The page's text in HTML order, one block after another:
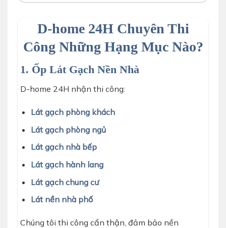
D-home 24H Chuyên Thi
Công Những Hạng Mục Nào?
1. Ốp Lát Gạch Nền Nhà
D-home 24H nhận thi công:
Lát gạch phòng khách
Lát gạch phòng ngủ
Lát gạch nhà bếp
Lát gạch hành lang
Lát gạch chung cư
Lát nền nhà phố
Chúng tôi thi công cẩn thận, đảm bảo nền